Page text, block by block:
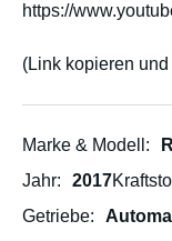
https://
(Link kopieren
Marke & Modell
Jahr
2017
Getriebe